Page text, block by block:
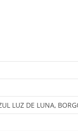
LUZ DE LUNA,